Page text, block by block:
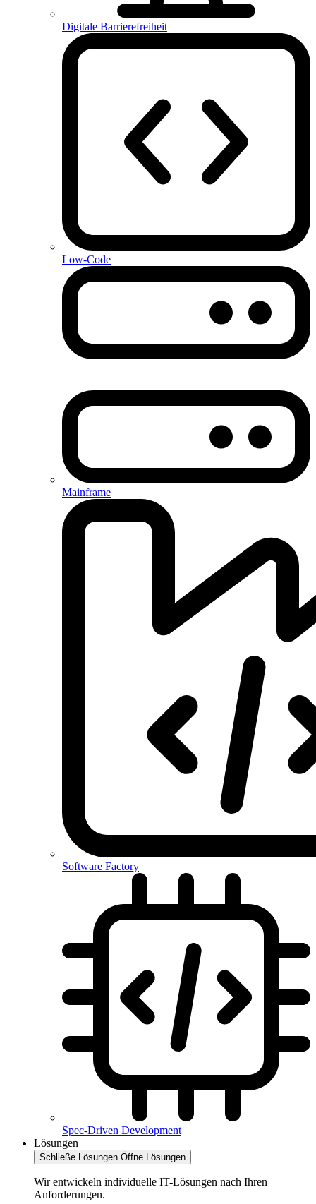
Digitale Barrierefreiheit
Low-Code
Mainframe
Software Factory
Spec-Driven Development
Lösungen
Schließe Lösungen Öffne Lösungen
Wir entwickeln individuelle IT-Lösungen nach Ihren
Anforderungen.